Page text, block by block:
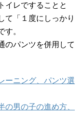
イレですることと
て「１度にしっかり
す。
のパンツを併用して
ーニング、パンツ選
の男の子の進め方、